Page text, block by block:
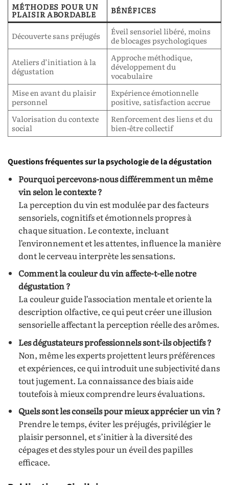
MÉTHODES POUR UN
PLAISIR ABORDABLE BÉNÉFICES
Découverte sans préjugés
Éveil sensoriel libéré, moins
de blocages psychologiques
Ateliers d’initiation à la
dégustation
Approche méthodique,
développement du
vocabulaire
Mise en avant du plaisir
personnel
Expérience émotionnelle
positive, satisfaction accrue
Valorisation du contexte
social
Renforcement des liens et du
bien-être collectif
Questions fréquentes sur la psychologie de la dégustation
Pourquoi percevons-nous différemment un même
vin selon le contexte ?
La perception du vin est modulée par des facteurs
sensoriels, cognitifs et émotionnels propres à
chaque situation. Le contexte, incluant
l’environnement et les attentes, influence la manière
dont le cerveau interprète les sensations.
Comment la couleur du vin affecte-t-elle notre
dégustation ?
La couleur guide l’association mentale et oriente la
description olfactive, ce qui peut créer une illusion
sensorielle affectant la perception réelle des arômes.
Les dégustateurs professionnels sont-ils objectifs ?
Non, même les experts projettent leurs préférences
et expériences, ce qui introduit une subjectivité dans
tout jugement. La connaissance des biais aide
toutefois à mieux comprendre leurs évaluations.
Quels sont les conseils pour mieux apprécier un vin ?
Prendre le temps, éviter les préjugés, privilégier le
plaisir personnel, et s’initier à la diversité des
cépages et des styles pour un éveil des papilles
efficace.